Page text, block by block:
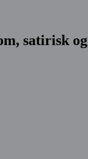
satirisk og